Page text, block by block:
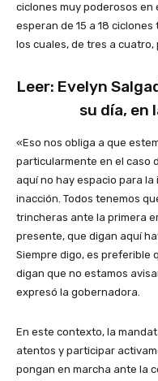
ciclones muy poderosos en
esperan de 15 a 18
los cuales, de tres a cuatro,
Leer: Evelyn
su día, en
«Eso nos obliga a que
particularmente en el caso
aquí no hay espacio para la
inacción. Todos tenemos
trincheras ante la primera
presente, que digan aquí
Siempre digo, es preferible
digan que no estamos
expresó la gobernadora.
En este contexto, la
atentos y participar
pongan en marcha ante la